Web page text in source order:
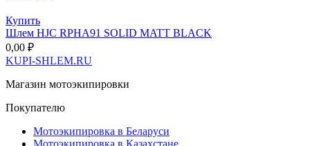
Купить
Шлем HJC RPHA91 SOLID MATT BLACK
0,00 ₽
KUPI-SHLEM.RU
Магазин мотоэкипировки
Покупателю
Мотоэкипировка в Беларуси